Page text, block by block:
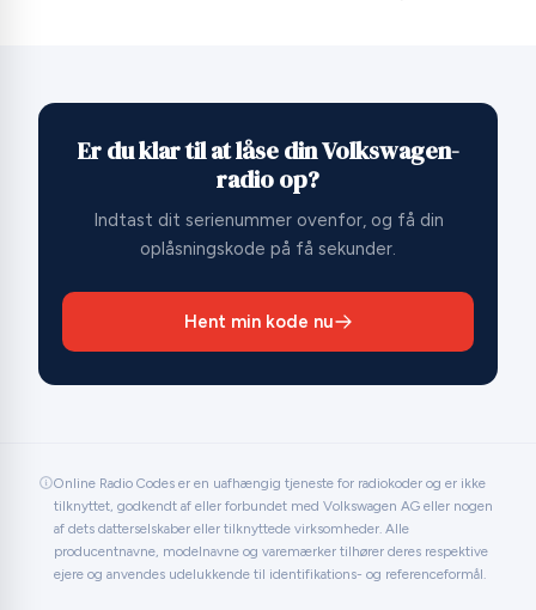
Er du klar til at låse din Volkswagen-
radio op?
Indtast dit serienummer ovenfor, og få din
oplåsningskode på få sekunder.
Hent min kode nu
Online Radio Codes er en uafhængig tjeneste for radiokoder og er ikke
tilknyttet, godkendt af eller forbundet med Volkswagen AG eller nogen
af dets datterselskaber eller tilknyttede virksomheder. Alle
producentnavne, modelnavne og varemærker tilhører deres respektive
ejere og anvendes udelukkende til identifikations- og referenceformål.